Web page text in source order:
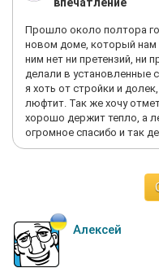
Прошло около полтора
новом доме, который
ним нет ни претензий, ни
делали в установленные
я хоть от стройки и
люфтит. Так же хочу
хорошо держит тепло, а
огромное спасибо и так
Алексей